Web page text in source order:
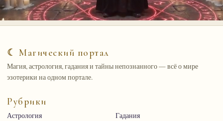
☾ Магический портал
Магия, астрология, гадания и тайны непознанного — всё о мире
эзотерики на одном портале.
Рубрики
Астрология
Гадания